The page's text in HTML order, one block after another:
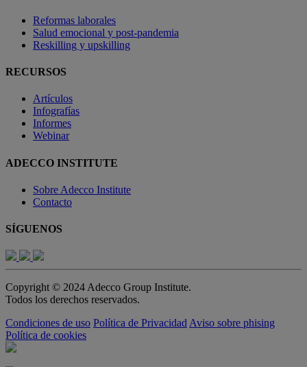
Reformas laborales
Salud emocional y post-pandemia
Reskilling y upskilling
RECURSOS
Artículos
Infografías
Informes
Webinar
ADECCO INSTITUTE
Sobre Adecco Institute
Contacto
SÍGUENOS
Copyright © 2024 Adecco Group Institute.
Todos los derechos reservados.
Condiciones de uso Política de Privacidad Aviso sobre phising
Política de cookies